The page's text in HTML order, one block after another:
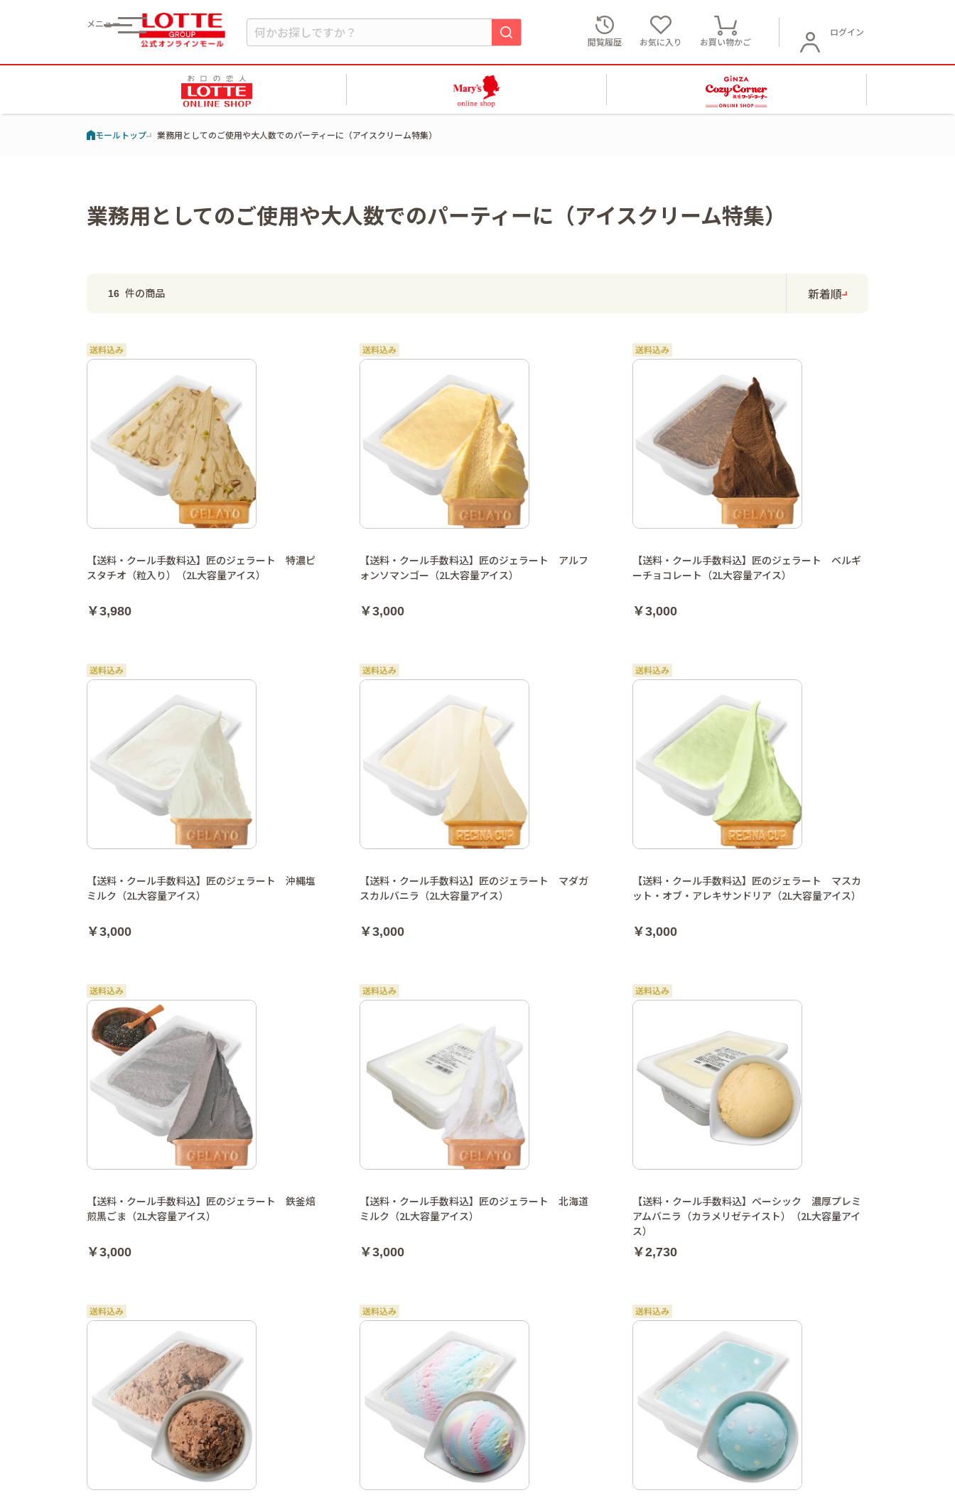
メニュー
閲覧履歴
お気に入り お買い物かご
ログイン
モールトップ 業務用としてのご使用や大人数でのパーティーに（アイスクリーム特集）
業務用としてのご使用や大人数でのパーティーに（アイスクリーム特集）
16 件の商品 新着順
【送料・クール手数料込】匠のジェラート 特濃ピ
スタチオ（粒入り）（2L大容量アイス）
￥3,980
【送料・クール手数料込】匠のジェラート アルフ
ォンソマンゴー（2L大容量アイス）
￥3,000
【送料・クール手数料込】匠のジェラート ベルギ
ーチョコレート（2L大容量アイス）
￥3,000
【送料・クール手数料込】匠のジェラート 沖縄塩
ミルク（2L大容量アイス）
￥3,000
【送料・クール手数料込】匠のジェラート マダガ
スカルバニラ（2L大容量アイス）
￥3,000
【送料・クール手数料込】匠のジェラート マスカ
ット・オブ・アレキサンドリア（2L大容量アイス）
￥3,000
【送料・クール手数料込】匠のジェラート 鉄釜焙
煎黒ごま（2L大容量アイス）
￥3,000
【送料・クール手数料込】匠のジェラート 北海道
ミルク（2L大容量アイス）
￥3,000
【送料・クール手数料込】ベーシック 濃厚プレミ
アムバニラ（カラメリゼテイスト）（2L大容量アイ
ス）
￥2,730